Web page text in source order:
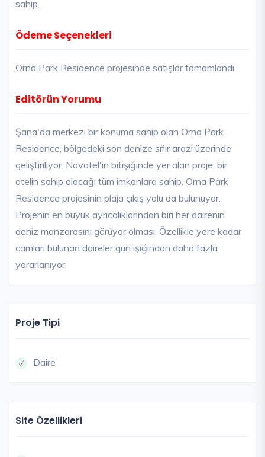
sahip.
Ödeme Seçenekleri
Orna Park Residence projesinde satışlar tamamlandı.
Editörün Yorumu
Şana'da merkezi bir konuma sahip olan Orna Park
Residence, bölgedeki son denize sıfır arazi üzerinde
geliştiriliyor. Novotel'in bitişiğinde yer alan proje, bir
otelin sahip olacağı tüm imkanlara sahip. Orna Park
Residence projesinin plaja çıkış yolu da bulunuyor.
Projenin en büyük ayrıcalıklarından biri her dairenin
deniz manzarasını görüyor olması. Özellikle yere kadar
camları bulunan daireler gün ışığından daha fazla
yararlanıyor.
Proje Tipi
Daire
Site Özellikleri